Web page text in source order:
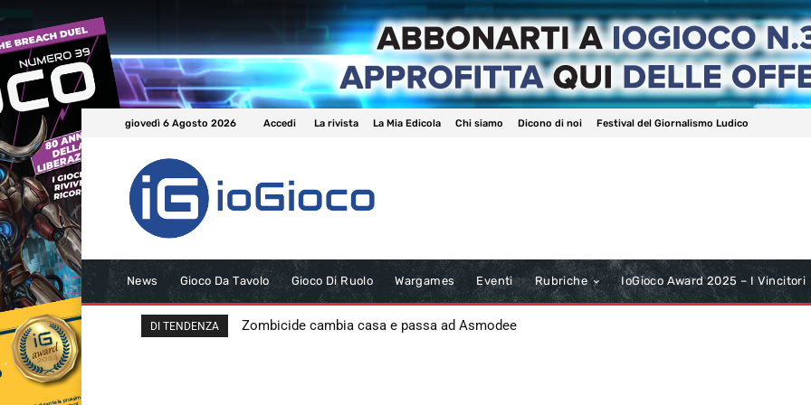
giovedì 6 Agosto 2026 Accedi La rivista La Mia Edicola Chi siamo Dicono di noi Festival del Giornalismo Ludico
News Gioco Da Tavolo Gioco Di Ruolo Wargames Eventi Rubriche IoGioco Award 2025 – I Vincitori
DI TENDENZA Zombicide cambia casa e passa ad Asmodee